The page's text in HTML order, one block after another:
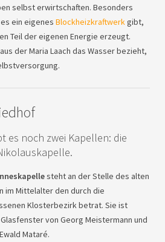
selbst erwirtschaften. Besonders
ein eigenes Blockheizkraftwerkgibt,
Teil der eigenen Energie erzeugt.
der Maria Laach das Wasser bezieht,
es noch zwei Kapellen: die
steht an der Stelle des alten
im Mittelalter den durch die
Klosterbezirk betrat. Sie ist
von Georg Meistermann und
Mataré.